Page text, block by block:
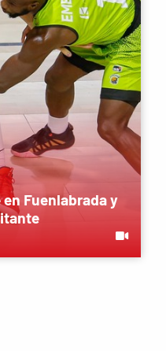
en Fuenlabrada y